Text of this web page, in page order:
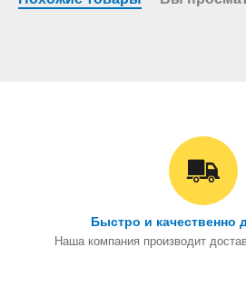
Быстро и качественно
Наша компания производит